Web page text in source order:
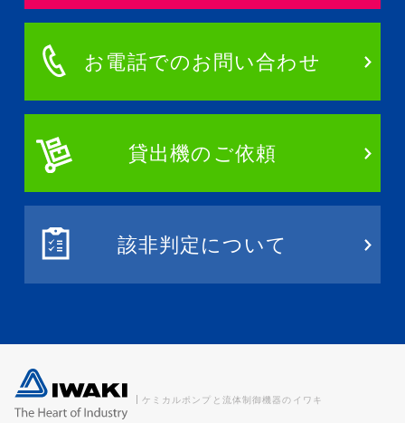
お電話でのお問い合わせ
貸出機のご依頼
該非判定について
ケミカルポンプと流体制御機器のイワキ